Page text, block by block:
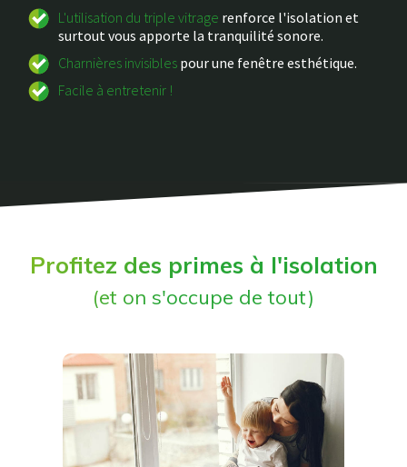
L'utilisation du triple vitrage renforce l'isolation et
surtout vous apporte la tranquilité sonore.
Charnières invisiblespour une fenêtre esthétique.
Facile à entretenir !
Profitez des primes à l'isolation
(et on s'occupe de tout)